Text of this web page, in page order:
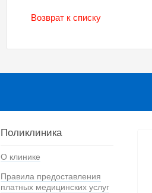
Возврат к списку
Поликлиника
О клинике
Правила предоставления
платных медицинских услуг